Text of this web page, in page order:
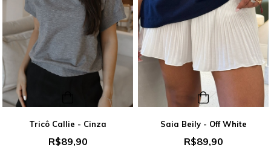
Tricô Callie - Cinza
R$89,90
Saia Beily - Off White
R$89,90